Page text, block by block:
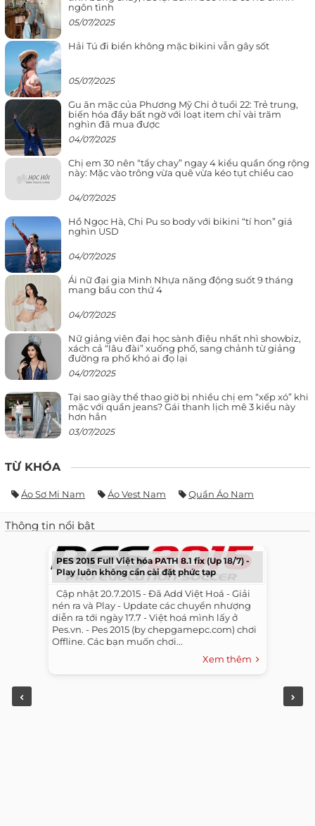
ngôn tình
05/07/2025
Hải Tú đi biển không mặc bikini vẫn gây sốt
05/07/2025
Gu ăn mặc của Phương Mỹ Chi ở tuổi 22: Trẻ trung,
biến hóa đầy bất ngờ với loạt item chỉ vài trăm
nghìn đã mua được
04/07/2025
Chị em 30 nên “tẩy chay” ngay 4 kiểu quần ống rộng
này: Mặc vào trông vừa quê vừa kéo tụt chiều cao
04/07/2025
Hồ Ngọc Hà, Chi Pu so body với bikini “tí hon” giá
nghìn USD
04/07/2025
Ái nữ đại gia Minh Nhựa năng động suốt 9 tháng
mang bầu con thứ 4
04/07/2025
Nữ giảng viên đại học sành điệu nhất nhì showbiz,
xách cả “lâu đài” xuống phố, sang chảnh từ giảng
đường ra phố khó ai đọ lại
04/07/2025
Tại sao giày thể thao giờ bị nhiều chị em “xếp xó” khi
mặc với quần jeans? Gái thanh lịch mê 3 kiểu này
hơn hẳn
03/07/2025
TỪ KHÓA
Áo Sơ Mi Nam Áo Vest Nam Quần Áo Nam
Thông tin nổi bật
PES 2015 Full Việt hóa PATH 8.1 fix (Up 18/7) -
Play luôn không cần cài đặt phức tạp
​ ​ Cập nhật 20.7.2015 - Đã Add Việt Hoá - Giải
nén ra và Play - Update các chuyển nhượng
diễn ra tới ngày 17.7 - Việt hoá mình lấy ở
Pes.vn. - Pes 2015 (by chepgamepc.com) chơi
Offline. Các bạn muốn chơi...
Xem thêm